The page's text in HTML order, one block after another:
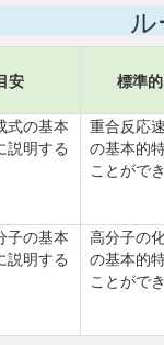
安 標準
式の基本
説明する
重合反応
の基本的
ことがで
子の基本
説明する
高分子の
の基本的
ことがで